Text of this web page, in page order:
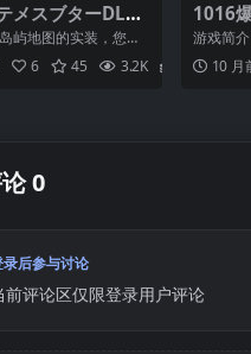
メスブターDLC2
タミア文明の遺
屿地图的实装，您可
冒险! 我们准备了新的
故事! 雅...
6 45 3.2K
1016
【淫女
夜 ~
档【
游戏简
“花葬巫
神交合，
10 月
0
录后参与讨论
前评论区仅限登录用户评论